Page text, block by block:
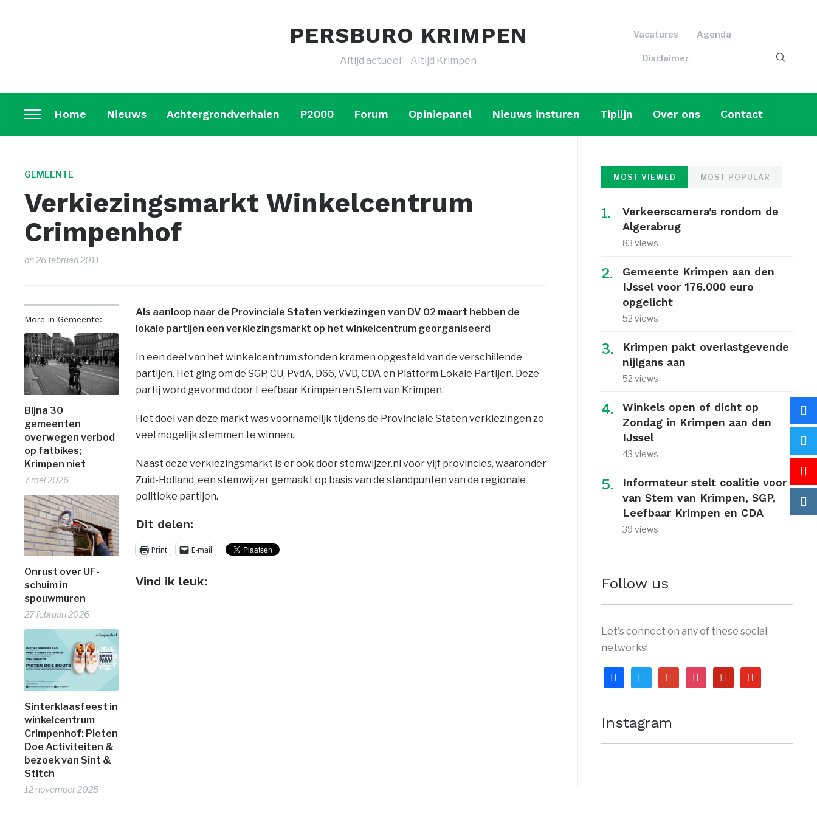
PERSBURO KRIMPEN
Altijd actueel – Altijd Krimpen
Vacatures Agenda
Disclaimer
Toggle
sidebar
navigation
Home Nieuws Achtergrondverhalen P2000 Forum Opiniepanel Nieuws insturen Tiplijn Over ons Contact
GEMEENTE
Verkiezingsmarkt Winkelcentrum
Crimpenhof
on26 februari 2011
More in Gemeente:
Bijna 30
gemeenten
overwegen verbod
op fatbikes;
Krimpen niet
7 mei 2026
Onrust over UF-
schuim in
spouwmuren
27 februari 2026
Sinterklaasfeest in
winkelcentrum
Crimpenhof: Pieten
Doe Activiteiten &
bezoek van Sint &
Stitch
12 november 2025
Als aanloop naar de Provinciale Staten verkiezingen van DV 02 maart hebben de
lokale partijen een verkiezingsmarkt op het winkelcentrum georganiseerd
In een deel van het winkelcentrum stonden kramen opgesteld van de verschillende
partijen. Het ging om de SGP, CU, PvdA, D66, VVD, CDA en Platform Lokale Partijen. Deze
partij word gevormd door Leefbaar Krimpen en Stem van Krimpen.
Het doel van deze markt was voornamelijk tijdens de Provinciale Staten verkiezingen zo
veel mogelijk stemmen te winnen.
Naast deze verkiezingsmarkt is er ook door stemwijzer.nl voor vijf provincies, waaronder
Zuid-Holland, een stemwijzer gemaakt op basis van de standpunten van de regionale
politieke partijen.
Dit delen:
Print E-mail
Vind ik leuk:
MOST VIEWED MOST POPULAR
Verkeerscamera’s rondom de
Algerabrug
83 views
Gemeente Krimpen aan den
IJssel voor 176.000 euro
opgelicht
52 views
Krimpen pakt overlastgevende
nijlgans aan
52 views
Winkels open of dicht op
Zondag in Krimpen aan den
IJssel
43 views
Informateur stelt coalitie voor
van Stem van Krimpen, SGP,
Leefbaar Krimpen en CDA
39 views
Follow us
Let's connect on any of these social
networks!
facebooktwitter google instagrampinterestyoutube
Instagram